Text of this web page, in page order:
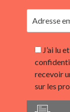
J’ai lu
recevoir
sur les